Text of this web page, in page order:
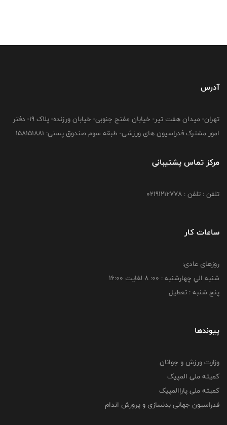
آدرس
تهران- میدان هفت تیر- خیابان مفتح جنوبی- خیابان ورزنده- پلاک 19- دفتر
امور مشترک فدراسیون های ورزشی- طبقه سوم صندوق پستی: 158151881
مرکز تماس پشتیبانی
تلفن : تلفن : 02191212778
ساعات کار
روزهای عادی:
شنبه الي چهارشنبه : 00: 8 لغايت 16:00
پنج شنبه : تعطیل
پیوندها
وزارت ورزش و جوانان
کمیته ملی المپیک
کمیته ملی پاراالمپیک
فدراسیون جهانی بدنسازی و پرورش اندام